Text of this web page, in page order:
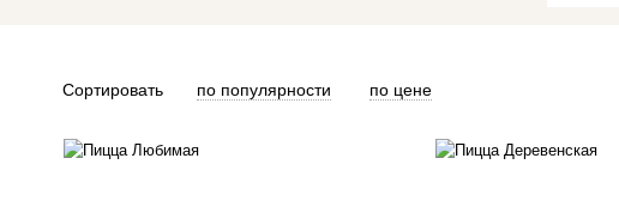
Сортировать по популярности по цене